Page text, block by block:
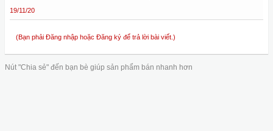
19/11/20
(Bạn phải Đăng nhập hoặc Đăng ký để trả lời bài viết.)
Nút "Chia sẻ" đến bạn bè giúp sản phẩm bán nhanh hơn